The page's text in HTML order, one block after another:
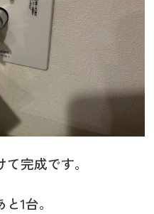
完成です。
1台。